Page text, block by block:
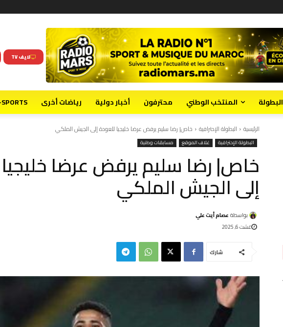
لايف TV
البطولة المنتخب الوطني محترفون أخبار دولية رياضات أخرى
الرئيسية البطولة الإحترافية خاص| رضا سليم يرفض عرضا خليجيا للعودة إلى الجيش الملكي
البطولة الإحترافية غلاف الموقع مسابقات وطنية
خاص| رضا سليم يرفض عرضا
إلى الجيش الملكي
بواسطة عصام أيت علي
غشت 6, 2025
شارك